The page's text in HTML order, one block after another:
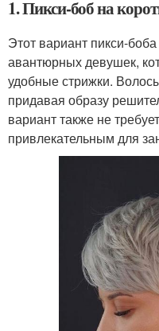
1. Пикси-боб на
Этот вариант пикси-
авантюрных девушек,
удобные стрижки.
придавая образу
вариант также не
привлекательным для